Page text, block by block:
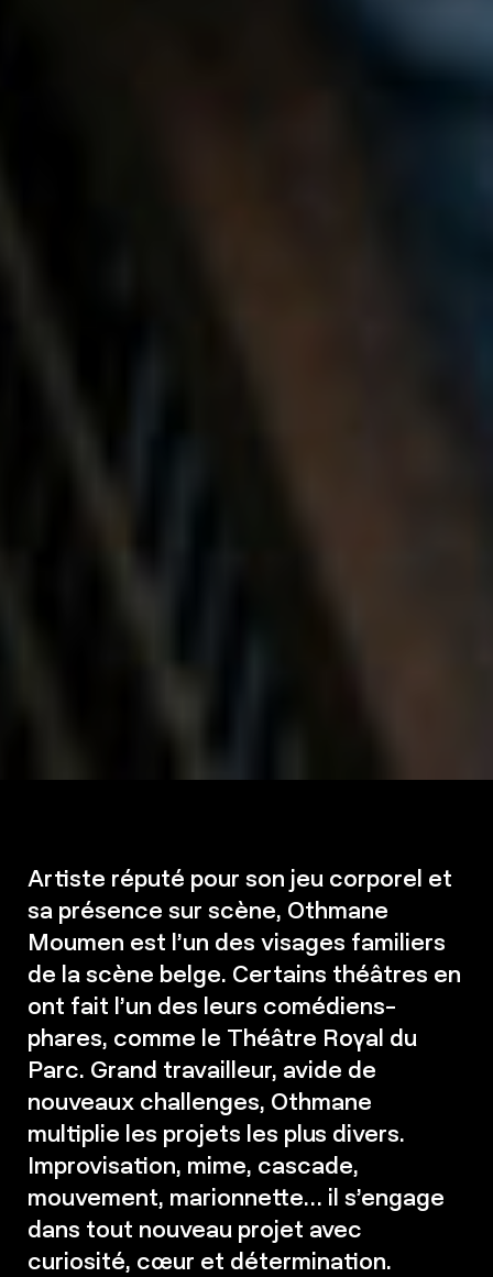
Artiste réputé pour son jeu corporel et
sa présence sur scène, Othmane
Moumen est l’un des visages familiers
de la scène belge. Certains théâtres en
ont fait l’un des leurs comédiens-
phares, comme le Théâtre Royal du
Parc. Grand travailleur, avide de
nouveaux challenges, Othmane
multiplie les projets les plus divers.
Improvisation, mime, cascade,
mouvement, marionnette… il s’engage
dans tout nouveau projet avec
curiosité, cœur et détermination.